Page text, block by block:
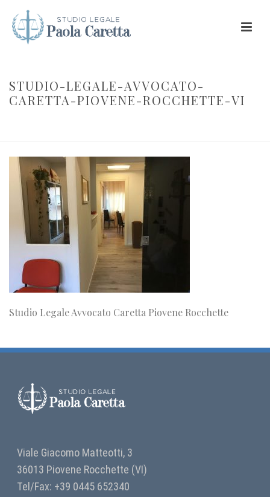
STUDIO-LEGALE-AVVOCATO-
CARETTA-PIOVENE-ROCCHETTE-VI
Studio Legale Avvocato Caretta Piovene Rocchette
Viale Giacomo Matteotti, 3
36013 Piovene Rocchette (VI)
Tel/Fax: +39 0445 652340